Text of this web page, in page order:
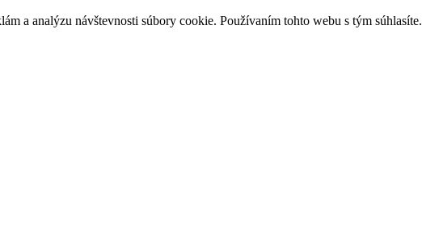
a analýzu návštevnosti súbory cookie. Používaním tohto webu s tým súhlasíte.